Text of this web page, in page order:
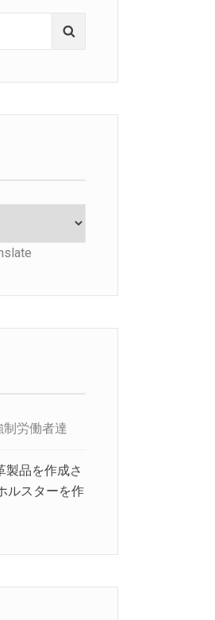
制労働者達
製品を作成さ
ルスターを作